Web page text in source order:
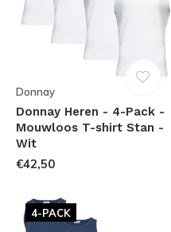
Donnay
Donnay Heren - 4-Pack -
Mouwloos T-shirt Stan -
Wit
€42,50
4-PACK